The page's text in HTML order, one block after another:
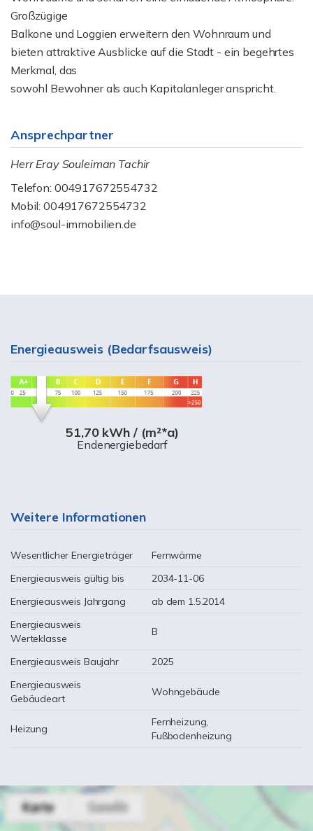
Großzügige
Balkone und Loggien erweitern den Wohnraum und
bieten attraktive Ausblicke auf die Stadt - ein begehrtes
Merkmal, das
sowohl Bewohner als auch Kapitalanleger anspricht.
Ansprechpartner
Herr Eray Souleiman Tachir
Telefon: 004917672554732
Mobil: 004917672554732
info@soul-immobilien.de
Energieausweis (Bedarfsausweis)
51,70 kWh / (m²*a)
Endenergiebedarf
Weitere Informationen
Wesentlicher Energieträger
Fernwärme
Energieausweis gültig bis
2034-11-06
Energieausweis Jahrgang
ab dem 1.5.2014
Energieausweis
Werteklasse
B
Energieausweis Baujahr
2025
Energieausweis
Gebäudeart
Wohngebäude
Heizung
Fernheizung,
Fußbodenheizung